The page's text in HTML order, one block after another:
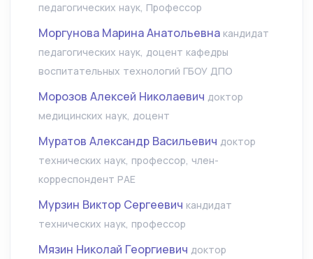
педагогических наук, Профессор
Моргунова Марина Анатольевна кандидат
педагогических наук, доцент кафедры
воспитательных технологий ГБОУ ДПО
Морозов Алексей Николаевич доктор
медицинских наук, доцент
Муратов Александр Васильевич доктор
технических наук, профессор, член-
корреспондент РАЕ
Мурзин Виктор Сергеевич кандидат
технических наук, профессор
Мязин Николай Георгиевич доктор